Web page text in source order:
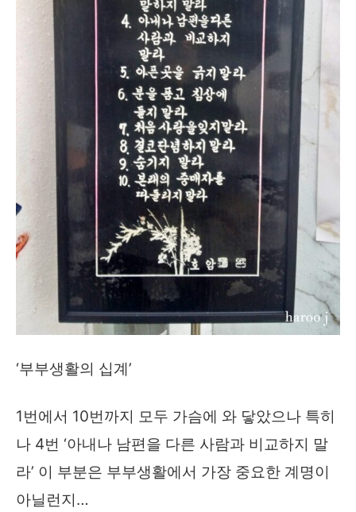
‘부부생활의 십계’
1번에서 10번까지 모두 가슴에 와 닿았으나 특히
나 4번 ‘아내나 남편을 다른 사람과 비교하지 말
라’ 이 부분은 부부생활에서 가장 중요한 계명이
아닐런지…